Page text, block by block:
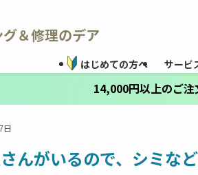
＆修理のデア
はじめての方へ サービ
14,000円以上のご
日
んがいるので、シミな